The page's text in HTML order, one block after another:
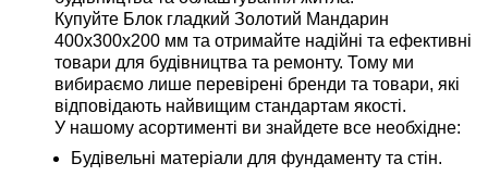
Купуйте Блок гладкий Золотий Мандарин
400х300х200 мм та отримайте надійні та ефективні
товари для будівництва та ремонту. Тому ми
вибираємо лише перевірені бренди та товари, які
відповідають найвищим стандартам якості.
У нашому асортименті ви знайдете все необхідне:
Будівельні матеріали для фундаменту та стін.